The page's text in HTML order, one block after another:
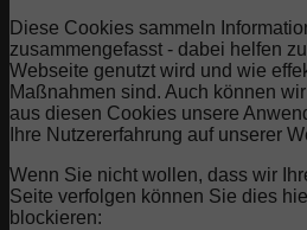
Diese Cookies sammeln
zusammengefasst - dabei helfen
Webseite genutzt wird und wie
Maßnahmen sind. Auch können
aus diesen Cookies unsere
Ihre Nutzererfahrung auf unserer
Wenn Sie nicht wollen, dass wir
Seite verfolgen können Sie dies
blockieren: